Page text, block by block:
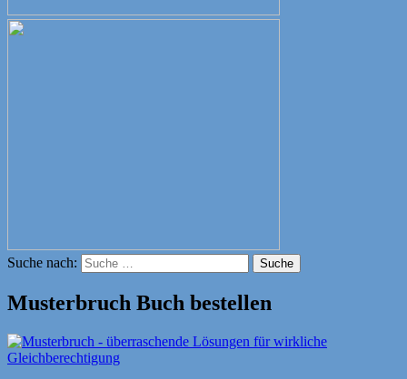
Suche nach: Suche
Musterbruch Buch bestellen